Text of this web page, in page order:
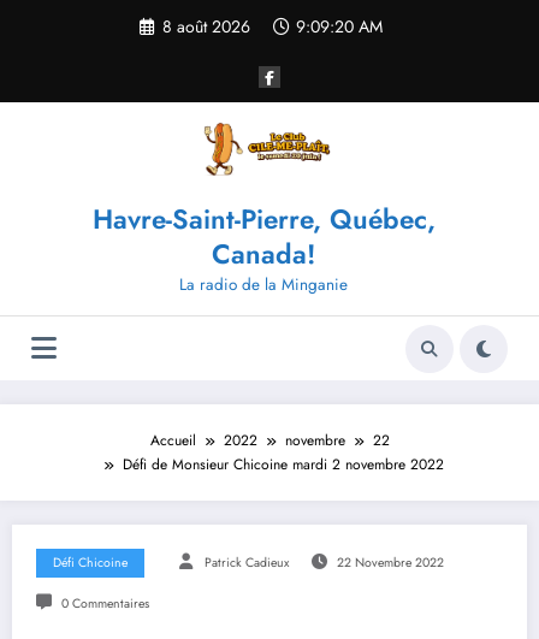
8 août 2026 9:09:21 AM
Havre-Saint-Pierre, Québec,
Canada!
La radio de la Minganie
Accueil 2022 novembre
22
Défi de Monsieur Chicoine mardi 2 novembre 2022
Défi Chicoine Patrick Cadieux 22 Novembre 2022
0 Commentaires